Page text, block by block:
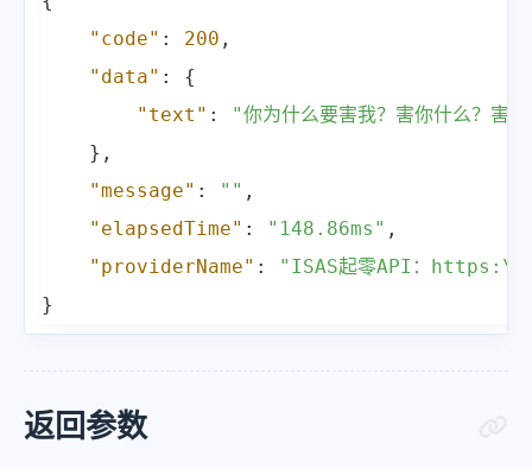
"code" : 200 ,
"data" :
{
"text" :
"你为什么要害我？害你什么？害
} ,
"message" : "" ,
"elapsedTime" : "148.86ms" ,
"providerName" :
"ISAS起零API：
}
返回参数